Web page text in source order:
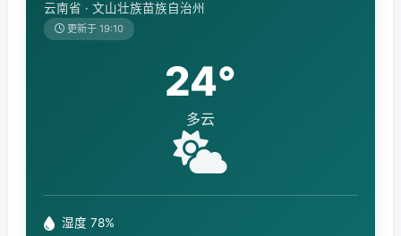
云南省 · 文山壮族苗族自治州
更新于 19:10
24°
多云
湿度 78%